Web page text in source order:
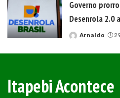
Governo
Desenrola 2.0
Posted
Arnaldo
Itapebi Acontece